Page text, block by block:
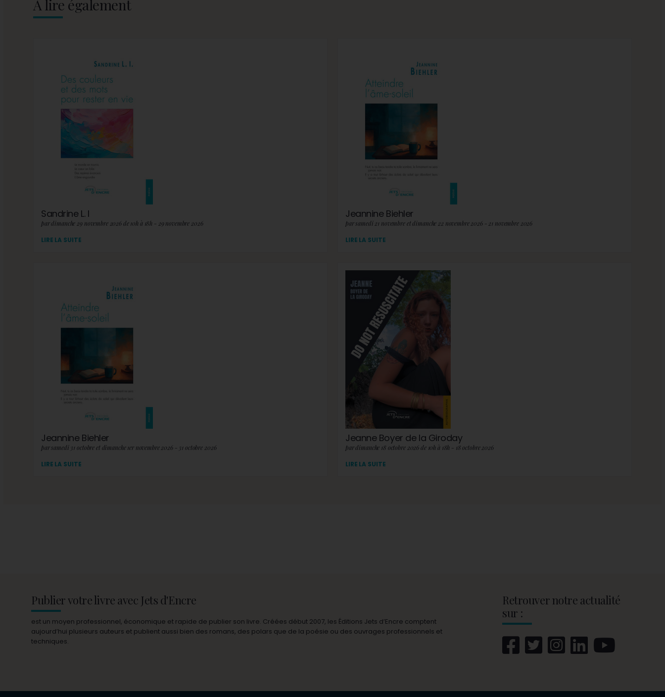
A lire également
Sandrine L. I
par dimanche 29 novembre 2026 de 10h à 18h - 29 novembre 2026
LIRE LA SUITE
Jeannine Biehler
par samedi 21 novembre et dimanche 22 novembre 2026 - 21 novembre 2026
LIRE LA SUITE
Jeannine Biehler
par samedi 31 octobre et dimanche 1er novembre 2026 - 31 octobre 2026
LIRE LA SUITE
Jeanne Boyer de la Giroday
par dimanche 18 octobre 2026 de 10h à 18h - 18 octobre 2026
LIRE LA SUITE
Publier votre livre avec Jets d'Encre
est un moyen professionnel, économique et rapide de publier son livre. Créées début 2007, les Éditions Jets d’Encre comptent
aujourd’hui plusieurs auteurs et publient aussi bien des romans, des polars que de la poésie ou des ouvrages professionnels et
techniques.
Retrouver notre actualité
sur :